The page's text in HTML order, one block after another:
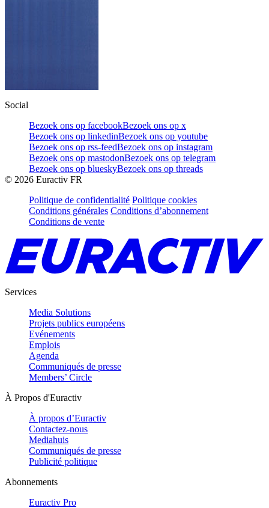
Social
Bezoek ons op facebookBezoek ons op x
Bezoek ons op linkedinBezoek ons op youtube
Bezoek ons op rss-feedBezoek ons op instagram
Bezoek ons op mastodonBezoek ons op telegram
Bezoek ons op blueskyBezoek ons op threads
© 2026 Euractiv FR
Politique de confidentialité Politique cookies
Conditions générales Conditions d’abonnement
Conditions de vente
Services
Media Solutions
Projets publics européens
Evénements
Emplois
Agenda
Communiqués de presse
Members’ Circle
À Propos d'Euractiv
À propos d’Euractiv
Contactez-nous
Mediahuis
Communiqués de presse
Publicité politique
Abonnements
Euractiv Pro